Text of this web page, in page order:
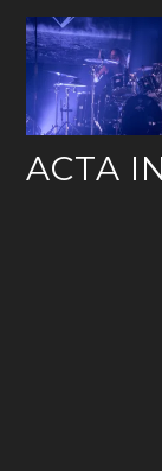
Skip
content
ACTA